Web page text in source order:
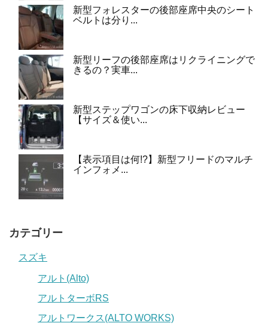
新型フォレスターの後部座席中央のシート
ベルトは分り...
新型リーフの後部座席はリクライニングで
きるの？実車...
新型ステップワゴンの床下収納レビュー
【サイズ＆使い...
【表示項目は何!?】新型フリードのマルチ
インフォメ...
カテゴリー
スズキ
アルト(Alto)
アルトターボRS
アルトワークス(ALTO WORKS)